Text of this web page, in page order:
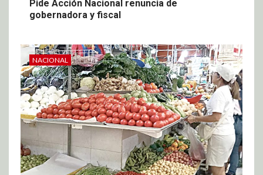
Pide Acción Nacional renuncia de
gobernadora y fiscal
NACIONAL